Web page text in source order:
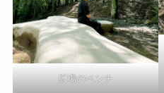
広場のベンチ